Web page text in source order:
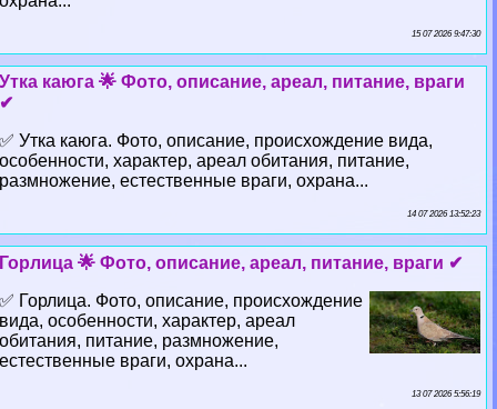
15 07 2026 9:47:30
Утка каюга 🌟 Фото, описание, ареал, питание, враги
✔
✅ Утка каюга. Фото, описание, происхождение вида,
особенности, хаpaктер, ареал обитания, питание,
размножение, естественные враги, охрана...
14 07 2026 13:52:23
Горлица 🌟 Фото, описание, ареал, питание, враги ✔
✅ Горлица. Фото, описание, происхождение
вида, особенности, хаpaктер, ареал
обитания, питание, размножение,
естественные враги, охрана...
13 07 2026 5:56:19